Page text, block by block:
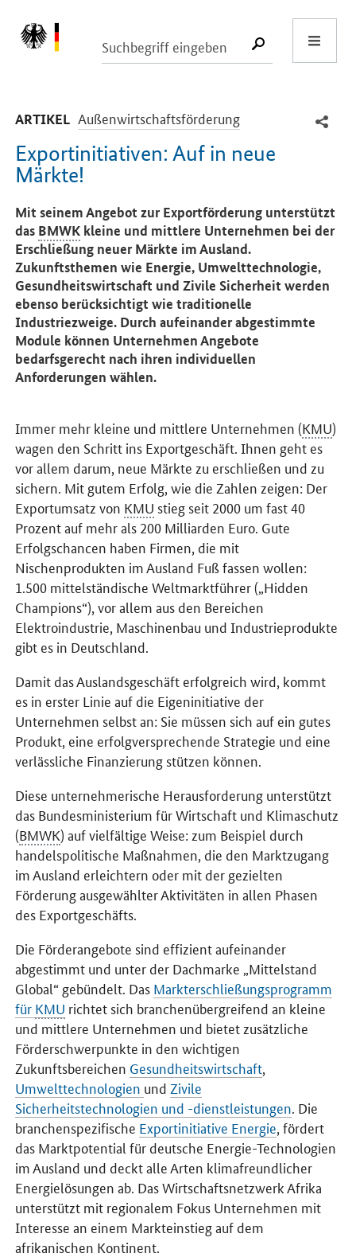
SUCHE
ARTIKEL -
Außenwirtschaftsförderung
Exportinitiativen: Auf in neue
Märkte!
Einleitung
Mit seinem Angebot zur Exportförderung unterstützt
das BMWK kleine und mittlere Unternehmen bei der
Erschließung neuer Märkte im Ausland.
Zukunftsthemen wie Energie, Umwelttechnologie,
Gesundheitswirtschaft und Zivile Sicherheit werden
ebenso berücksichtigt wie traditionelle
Industriezweige. Durch aufeinander abgestimmte
Module können Unternehmen Angebote
bedarfsgerecht nach ihren individuellen
Anforderungen wählen.
Immer mehr kleine und mittlere Unternehmen (KMU)
wagen den Schritt ins Exportgeschäft. Ihnen geht es
vor allem darum, neue Märkte zu erschließen und zu
sichern. Mit gutem Erfolg, wie die Zahlen zeigen: Der
Exportumsatz von KMU stieg seit 2000 um fast 40
Prozent auf mehr als 200 Milliarden Euro. Gute
Erfolgschancen haben Firmen, die mit
Nischenprodukten im Ausland Fuß fassen wollen:
1.500 mittelständische Weltmarktführer („Hidden
Champions“), vor allem aus den Bereichen
Elektroindustrie, Maschinenbau und Industrieprodukte
gibt es in Deutschland.
Damit das Auslandsgeschäft erfolgreich wird, kommt
es in erster Linie auf die Eigeninitiative der
Unternehmen selbst an: Sie müssen sich auf ein gutes
Produkt, eine erfolgversprechende Strategie und eine
verlässliche Finanzierung stützen können.
Diese unternehmerische Herausforderung unterstützt
das Bundesministerium für Wirtschaft und Klimaschutz
(BMWK) auf vielfältige Weise: zum Beispiel durch
handelspolitische Maßnahmen, die den Marktzugang
im Ausland erleichtern oder mit der gezielten
Förderung ausgewählter Aktivitäten in allen Phasen
des Exportgeschäfts.
Die Förderangebote sind effizient aufeinander
abgestimmt und unter der Dachmarke „Mittelstand
Global“ gebündelt. Das Markterschließungsprogramm
für KMU richtet sich branchenübergreifend an kleine
und mittlere Unternehmen und bietet zusätzliche
Förderschwerpunkte in den wichtigen
Zukunftsbereichen Gesundheitswirtschaft
Umwelttechnologien und Zivile
Sicherheitstechnologien und -dienstleistungen . Die
branchenspezifische Exportinitiative Energie , fördert
das Marktpotential für deutsche Energie-Technologien
im Ausland und deckt alle Arten klimafreundlicher
Energielösungen ab. Das Wirtschaftsnetzwerk Afrika
unterstützt mit regionalem Fokus Unternehmen mit
Interesse an einem Markteinstieg auf dem
afrikanischen Kontinent.